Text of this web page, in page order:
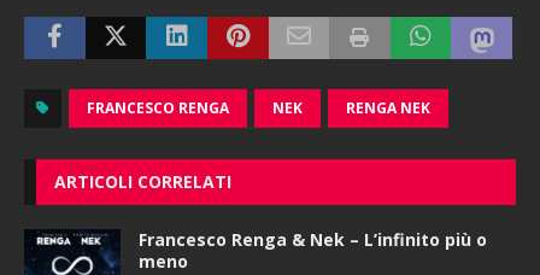
FRANCESCO RENGA NEK RENGA NEK
ARTICOLI CORRELATI
Francesco Renga & Nek – L’infinito più o
meno